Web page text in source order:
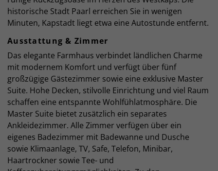
historische Stadt Paarl erreichen Sie in wenigen
Minuten, Kapstadt liegt etwa eine Autostunde entfernt.
Ausstattung & Zimmer
Das elegante Farmhaus verbindet ländlichen Charme
mit modernem Komfort und verfügt über fünf
großzügige Gästezimmer sowie eine exklusive Master
Suite. Hohe Decken, stilvolle Einrichtung und viel Raum
schaffen eine entspannte Wohlfühlatmosphäre. Die
Master Suite bietet zusätzlich ein separates
Ankleidezimmer. Alle Zimmer verfügen über ein
eigenes Badezimmer mit Badewanne und Dusche
sowie Klimaanlage, TV, Safe, Telefon, Minibar,
Haartrockner sowie Tee- und